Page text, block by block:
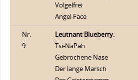
Volgelfrei
Angel Face
Nr.
9
Leutnant Blueberry:
Tsi-NaPah
Gebrochene Nase
Der lange Marsch